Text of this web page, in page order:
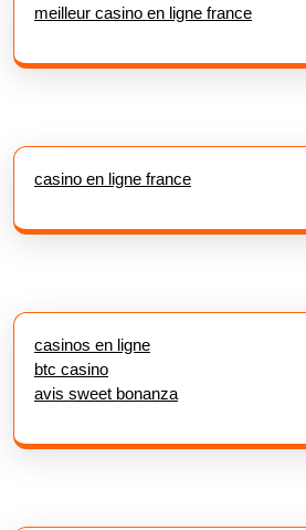
meilleur casino en ligne france
casino en ligne france
casinos en ligne
btc casino
avis sweet bonanza